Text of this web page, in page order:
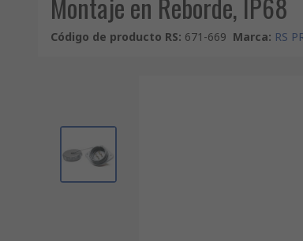
Montaje en Reborde, IP68
Código de producto RS: 671-669 Marca: RS